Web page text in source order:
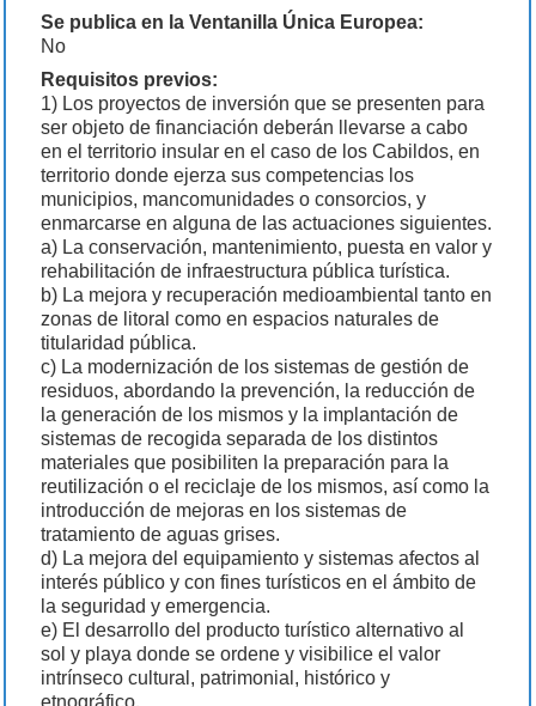
Se publica en la Ventanilla Única Europea:
No
Requisitos previos:
1) Los proyectos de inversión que se presenten para
ser objeto de financiación deberán llevarse a cabo
en el territorio insular en el caso de los Cabildos, en
territorio donde ejerza sus competencias los
municipios, mancomunidades o consorcios, y
enmarcarse en alguna de las actuaciones siguientes.
a) La conservación, mantenimiento, puesta en valor y
rehabilitación de infraestructura pública turística.
b) La mejora y recuperación medioambiental tanto en
zonas de litoral como en espacios naturales de
titularidad pública.
c) La modernización de los sistemas de gestión de
residuos, abordando la prevención, la reducción de
la generación de los mismos y la implantación de
sistemas de recogida separada de los distintos
materiales que posibiliten la preparación para la
reutilización o el reciclaje de los mismos, así como la
introducción de mejoras en los sistemas de
tratamiento de aguas grises.
d) La mejora del equipamiento y sistemas afectos al
interés público y con fines turísticos en el ámbito de
la seguridad y emergencia.
e) El desarrollo del producto turístico alternativo al
sol y playa donde se ordene y visibilice el valor
intrínseco cultural, patrimonial, histórico y
etnográfico.